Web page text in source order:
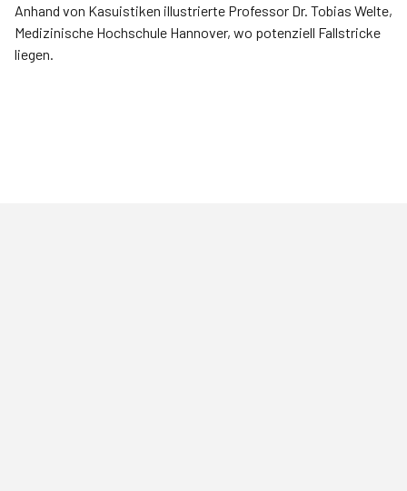
Anhand von Kasuistiken illustrierte Professor Dr. Tobias Welte,
Medizinische Hochschule Hannover, wo poten­ziell Fallstricke
liegen.